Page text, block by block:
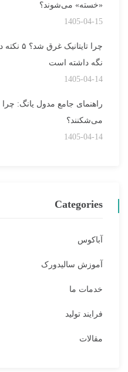
«خسته» می‌شوند؟
1405-04-15
چرا
نگه داشته است
1405-04-14
راهنمای جامع مدول یانگ:
می‌شکنند؟
1405-04-14
Categories
آباکوس
آموزش سالیدورک
خدمات ما
فرایند تولید
مقالات